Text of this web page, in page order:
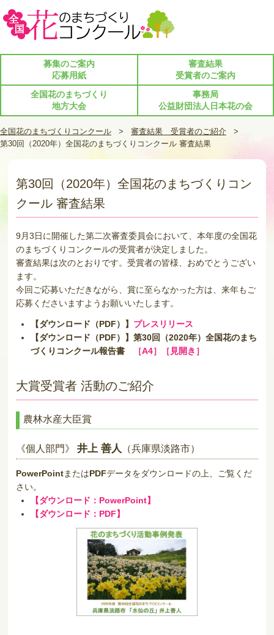
募集のご案内
応募用紙
審査結果
受賞者のご案内
全国花のまちづくり
地方大会
事務局
公益財団法人日本花の会
全国花のまちづくりコンクール > 審査結果 受賞者のご紹介
>
第30回（2020年）全国花のまちづくりコンクール 審査結果
第30回（2020年）全国花のまちづくりコン
クール 審査結果
9月3日に開催した第二次審査委員会において、本年度の全国花
のまちづくりコンクールの受賞者が決定しました。
審査結果は次のとおりです。受賞者の皆様、おめでとうござい
ます。
今回ご応募いただきながら、賞に至らなかった方は、来年もご
応募くださいますようお願いいたします。
【ダウンロード（PDF）】 プレスリリース
【ダウンロード（PDF）】第30回（2020年）全国花のまち
づくりコンクール報告書
［A4］ ［見開き］
大賞受賞者 活動のご紹介
農林水産大臣賞
《個人部門》井上 善人 （兵庫県淡路市）
PowerPointまたはPDFデータをダウンロードの上、ご覧くだ
さい。
【ダウンロード：PowerPoint】
【ダウンロード：PDF】